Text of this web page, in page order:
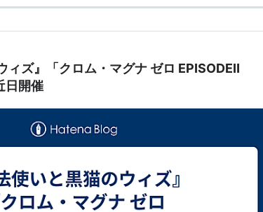
ィズ』「クロム・マグナ ゼロ EPISODEⅡ
日開催